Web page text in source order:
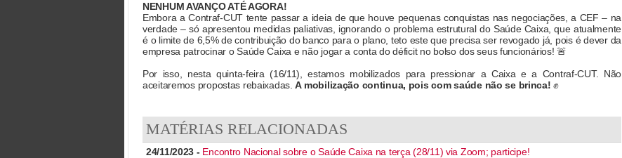
NENHUM AVANÇO ATÉ AGORA!
Embora a Contraf-CUT tente passar a ideia de que houve pequenas conquistas nas negociações, a CEF – na
verdade – só apresentou medidas paliativas, ignorando o problema estrutural do Saúde Caixa, que atualmente
é o limite de 6,5% de contribuição do banco para o plano, teto este que precisa ser revogado já, pois é dever da
empresa patrocinar o Saúde Caixa e não jogar a conta do déficit no bolso dos seus funcionários! 🚨
Por isso, nesta quinta-feira (16/11), estamos mobilizados para pressionar a Caixa e a Contraf-CUT. Não
aceitaremos propostas rebaixadas.A mobilização continua, pois com saúde não se brinca! ✊
MATÉRIAS RELACIONADAS
24/11/2023 - Encontro Nacional sobre o Saúde Caixa na terça (28/11) via Zoom; participe!